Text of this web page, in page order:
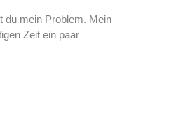
du mein Problem. Mein
Zeit ein paar